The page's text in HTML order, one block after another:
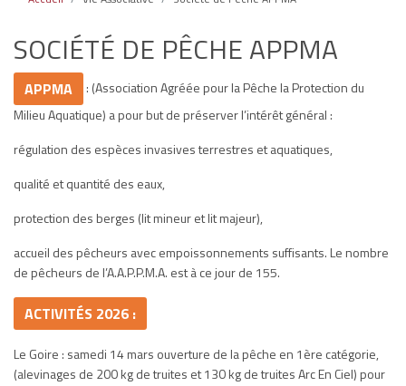
SOCIÉTÉ DE PÊCHE APPMA
APPMA
: (Association Agréée pour la Pêche la Protection du
Milieu Aquatique) a pour but de préserver l’intérêt général :
régulation des espèces invasives terrestres et aquatiques,
qualité et quantité des eaux,
protection des berges (lit mineur et lit majeur),
accueil des pêcheurs avec empoissonnements suffisants. Le nombre
de pêcheurs de l’A.A.P.P.M.A. est à ce jour de 155.
ACTIVITÉS 2026 :
Le Goire : samedi 14 mars ouverture de la pêche en 1ère catégorie,
(alevinages de 200 kg de truites et 130 kg de truites Arc En Ciel) pour